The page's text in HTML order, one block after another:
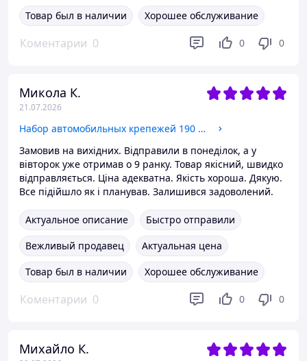
Товар был в наличии
Хорошее обслуживание
Коментарии 0 0 0
Микола К.
21.07.2026
Набор автомобильных крепежей 190 шт.
Замовив на вихідних. Відправили в понеділок, а у
вівторок уже отримав о 9 ранку. Товар якісний, швидко
відправляється. Ціна адекватна. Якість хороша. Дякую.
Все підійшло як і планував. Залишився задоволений.
Актуальное описание
Быстро отправили
Вежливый продавец
Актуальная цена
Товар был в наличии
Хорошее обслуживание
Коментарии 0 0 0
Михайло К.